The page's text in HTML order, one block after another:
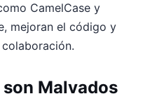
CamelCase y
mejoran el código y
son Malvados